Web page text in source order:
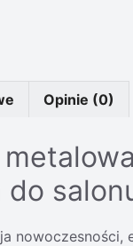
Opinie (0)